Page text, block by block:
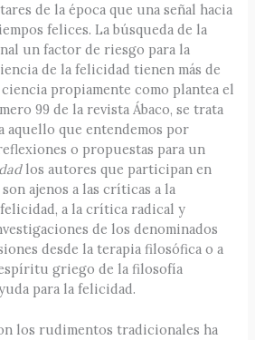
de la época que una señal hacia
felices. La búsqueda de la
un factor de riesgo para la
de la felicidad tienen más de
propiamente como plantea el
99 de la revista Ábaco, se trata
aquello que entendemos por
o propuestas para un
los autores que participan en
ajenos a las críticas a la
a la crítica radical y
de los denominados
desde la terapia filosófica o a
griego de la filosofía
para la felicidad.
los rudimentos tradicionales ha